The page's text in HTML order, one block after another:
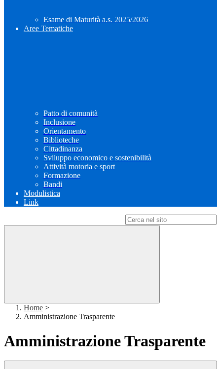
Esame di Maturità a.s. 2025/2026
Aree Tematiche
Patto di comunità
Inclusione
Orientamento
Biblioteche
Cittadinanza
Sviluppo economico e sostenibilità
Attività motoria e sport
Formazione
Bandi
Modulistica
Link
Home >
Amministrazione Trasparente
Amministrazione Trasparente